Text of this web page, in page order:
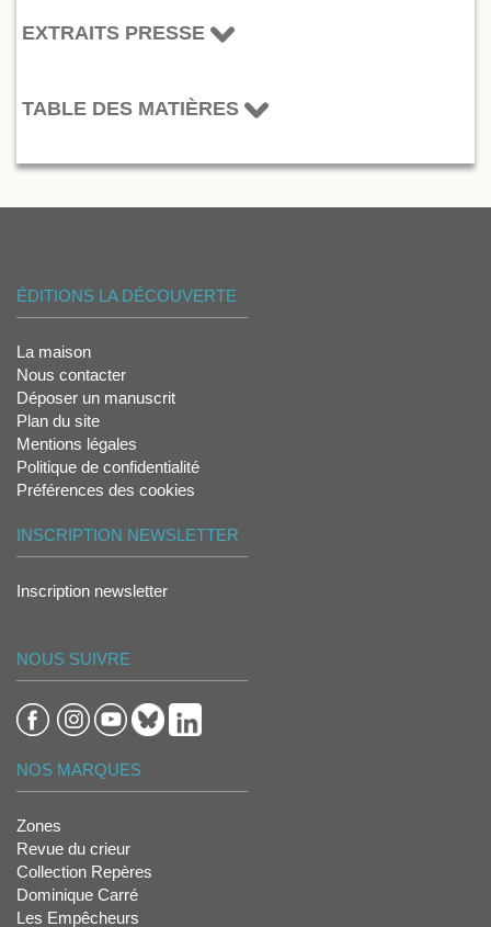
EXTRAITS PRESSE
TABLE DES MATIÈRES
ÉDITIONS LA DÉCOUVERTE
La maison
Nous contacter
Déposer un manuscrit
Plan du site
Mentions légales
Politique de confidentialité
Préférences des cookies
INSCRIPTION NEWSLETTER
Inscription newsletter
NOUS SUIVRE
NOS MARQUES
Zones
Revue du crieur
Collection Repères
Dominique Carré
Les Empêcheurs